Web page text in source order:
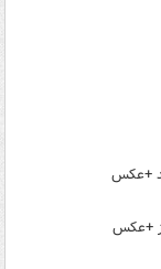
+عکس
+عکس